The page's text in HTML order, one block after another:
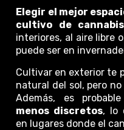
Elegir el mejor
cultivo de cannabis
interiores, al aire libre
puede ser en
Cultivar en exterior te
natural del sol, pero
Además, es
menos discretos, lo
en lugares donde el